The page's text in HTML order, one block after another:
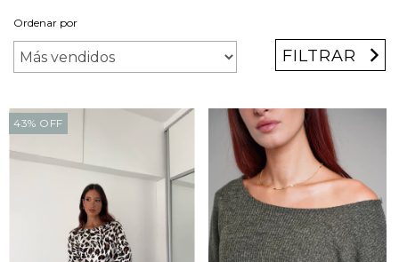
Ordenar por
FILTRAR
43% OFF